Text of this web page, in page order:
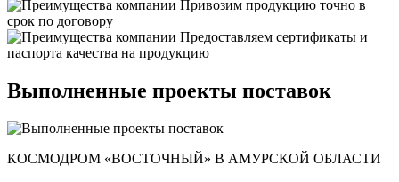
Привозим продукцию точно в
срок по договору
Предоставляем сертификаты и
паспорта качества на продукцию
Выполненные проекты поставок
КОСМОДРОМ «ВОСТОЧНЫЙ» В АМУРСКОЙ ОБЛАСТИ